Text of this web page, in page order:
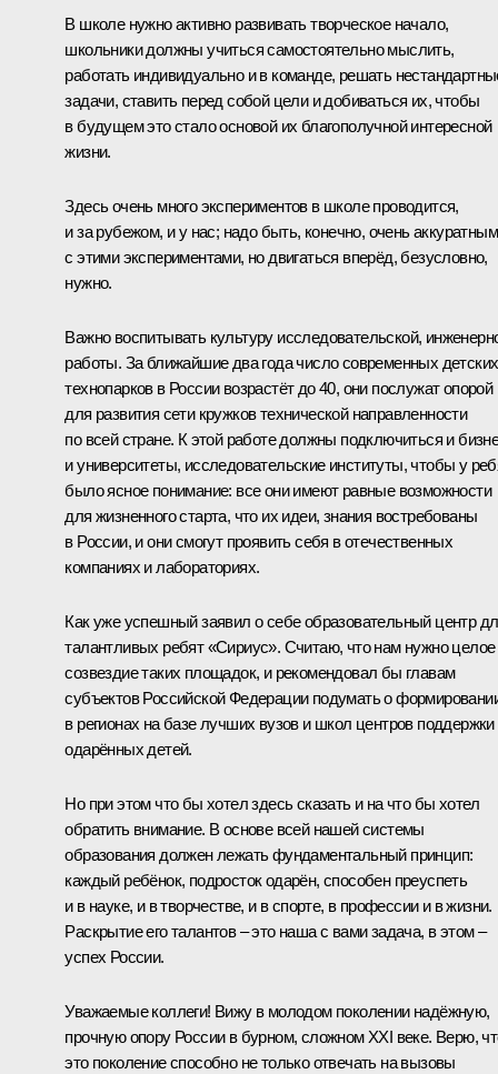
В школе нужно активно развивать творческое начало,
школьники должны учиться самостоятельно мыслить,
работать индивидуально и в команде, решать
задачи, ставить перед собой цели и добиваться их, чтобы
в будущем это стало основой их благополучной интересной
жизни.
Здесь очень много экспериментов в школе проводится,
и за рубежом, и у нас; надо быть, конечно, очень
с этими экспериментами, но двигаться вперёд, безусловно,
нужно.
Важно воспитывать культуру исследовательской,
работы. За ближайшие два года число современных детских
технопарков в России возрастёт до 40, они послужат опорой
для развития сети кружков технической направленности
по всей стране. К этой работе должны подключиться и
и университеты, исследовательские институты, чтобы у
было ясное понимание: все они имеют равные возможности
для жизненного старта, что их идеи, знания востребованы
в России, и они смогут проявить себя в отечественных
компаниях и лабораториях.
Как уже успешный заявил о себе образовательный центр
талантливых ребят «Сириус». Считаю, что нам нужно целое
созвездие таких площадок, и рекомендовал бы главам
субъектов Российской Федерации подумать о
в регионах на базе лучших вузов и школ центров поддержки
одарённых детей.
Но при этом что бы хотел здесь сказать и на что бы хотел
обратить внимание. В основе всей нашей системы
образования должен лежать фундаментальный принцип:
каждый ребёнок, подросток одарён, способен преуспеть
и в науке, и в творчестве, и в спорте, в профессии и в жизни.
Раскрытие его талантов – это наша с вами задача, в этом –
успех России.
Уважаемые коллеги! Вижу в молодом поколении надёжную,
прочную опору России в бурном, сложном XXI веке. Верю,
это поколение способно не только отвечать на вызовы